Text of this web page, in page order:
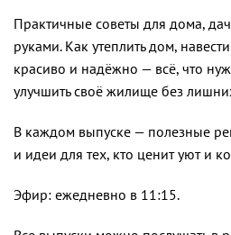
Практичные советы для дома,
руками. Как утеплить дом,
красиво и надёжно — всё, что
улучшить своё жилище без
В каждом выпуске — полезные
и идеи для тех, кто ценит уют и
Эфир: ежедневно в 11:15.